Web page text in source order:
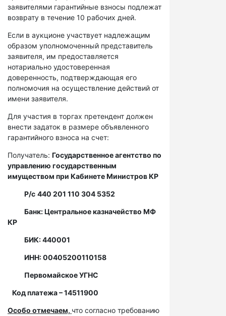
заявителями гарантийные взносы подлежат
возврату в течение 10 рабочих дней.
Если в аукционе участвует надлежащим
образом уполномоченный представитель
заявителя, им предоставляется
нотариально удостоверенная
доверенность, подтверждающая его
полномочия на осуществление действий от
имени заявителя.
Для участия в торгах претендент должен
внести задаток в размере объявленного
гарантийного взноса на счет:
Получатель: Государственное агентство по
управлению государственным
имуществом при Кабинете Министров КР
Р/с 440 201 110 304 5352
Банк: Центральное казначейство МФ
КР
БИК: 440001
ИНН: 00405200110158
Первомайское УГНС
Код платежа – 14511900
Особо отмечаем, что согласно требованию